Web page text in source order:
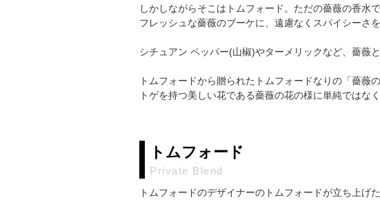
しかしながらそこはトムフォード。ただの薔薇の香水
フレッシュな薔薇のブーケに、遠慮なくスパイシーさ
シチュアン ペッパー(山椒)やターメリックなど、薔薇
トムフォードから贈られたトムフォードなりの「薔薇
トゲを持つ美しい花である薔薇の花の様に単純では
トムフォード
Private Blend
トムフォードのデザイナーのトムフォードが立ち上